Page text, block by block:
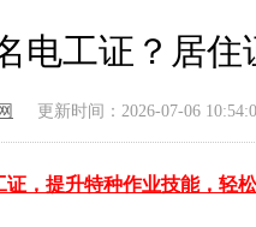
电工证？居
更新时间：2026-07-06
，提升特种作业技能，轻